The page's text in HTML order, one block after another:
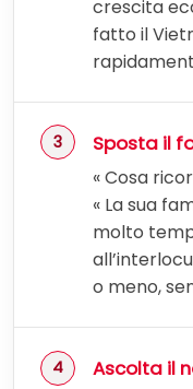
crescita
fatto il
Sposta il
« Cosa
« La sua
molto
o meno,
Ascolta il